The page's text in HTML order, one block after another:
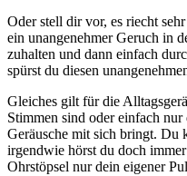
Oder stell dir vor, es riecht
ein unangenehmer Geruch in
zuhalten und dann einfach
spürst du diesen
Gleiches gilt für die
Stimmen sind oder einfach
Geräusche mit sich bringt. Du
irgendwie hörst du doch
Ohrstöpsel nur dein eigener